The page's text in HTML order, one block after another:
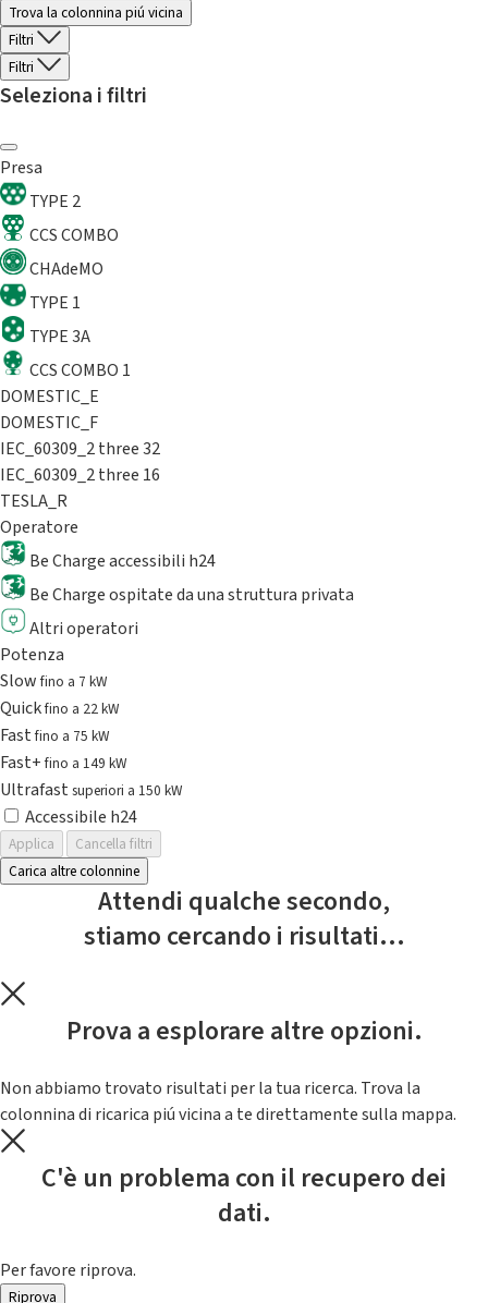
Trova la colonnina piú vicina
Filtri
Filtri
Seleziona i filtri
Presa
TYPE 2
CCS COMBO
CHAdeMO
TYPE 1
TYPE 3A
CCS COMBO 1
DOMESTIC_E
DOMESTIC_F
IEC_60309_2 three 32
IEC_60309_2 three 16
TESLA_R
Operatore
Be Charge accessibili h24
Be Charge ospitate da una struttura privata
Altri operatori
Potenza
Slowfino a 7 kW
Quickfino a 22 kW
Fastfino a 75 kW
Fast+fino a 149 kW
Ultrafast superiori a 150 kW
Accessibile h24
Applica
Cancella filtri
Carica altre colonnine
Attendi qualche secondo,
stiamo cercando i risultati...
Prova a esplorare altre opzioni.
Non abbiamo trovato risultati per la tua ricerca. Trova la
colonnina di ricarica piú vicina a te direttamente sulla mappa.
C'è un problema con il recupero dei
dati.
Per favore riprova.
Riprova